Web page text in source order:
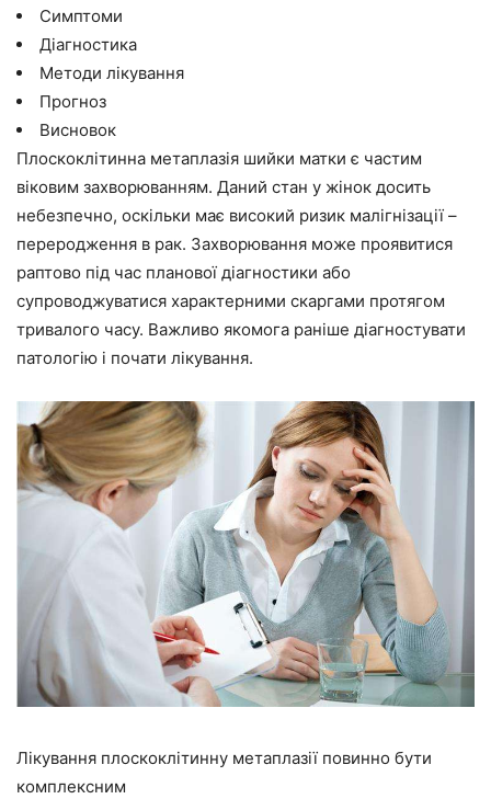
Симптоми
Діагностика
Методи лікування
Прогноз
Висновок
Плоскоклітинна метаплазія шийки матки є частим
віковим захворюванням. Даний стан у жінок досить
небезпечно, оскільки має високий ризик малігнізації –
переродження в рак. Захворювання може проявитися
раптово під час планової діагностики або
супроводжуватися характерними скаргами протягом
тривалого часу. Важливо якомога раніше діагностувати
патологію і почати лікування.
Лікування плоскоклітинну метаплазії повинно бути
комплексним